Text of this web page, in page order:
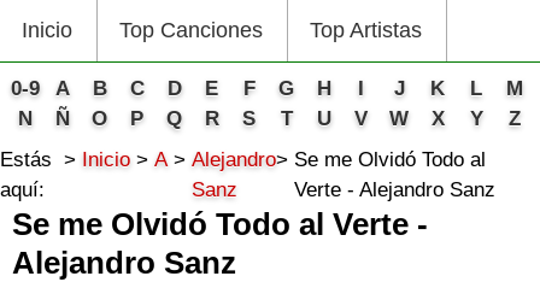
Inicio Top Canciones Top Artistas
0-9 A B C D E F G H I J K L
M
N
Ñ O P Q R S T U V W X Y
Z
Estás
aquí:
Inicio A
Alejandro
Sanz
Se me Olvidó Todo al
Verte - Alejandro Sanz
Se me Olvidó Todo al Verte -
Alejandro Sanz